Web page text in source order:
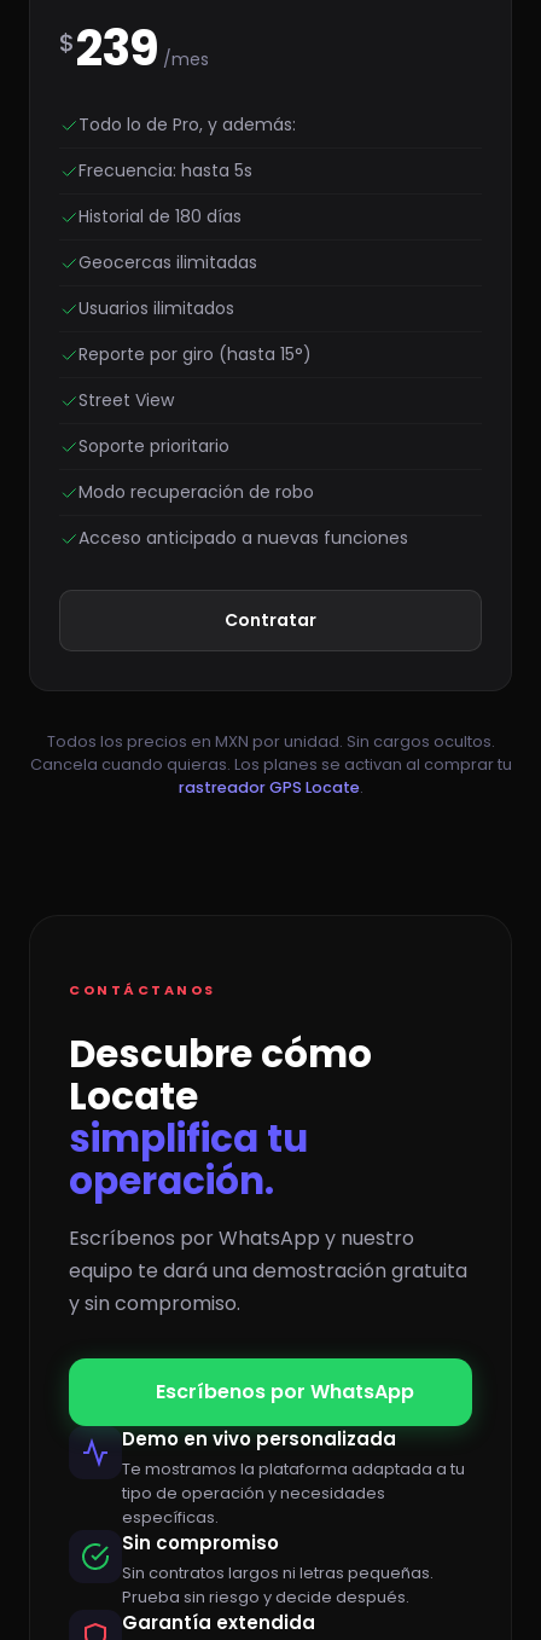
$239 /mes
Todo lo de Pro, y además:
Frecuencia: hasta 5s
Historial de 180 días
Geocercas ilimitadas
Usuarios ilimitados
Reporte por giro (hasta 15°)
Street View
Soporte prioritario
Modo recuperación de robo
Acceso anticipado a nuevas funciones
Contratar
Todos los precios en MXN por unidad. Sin cargos ocultos.
Cancela cuando quieras. Los planes se activan al comprar tu
rastreador GPS Locate.
CONTÁCTANOS
Descubre cómo
Locate
simplifica tu
operación.
Escríbenos por WhatsApp y nuestro
equipo te dará una demostración gratuita
y sin compromiso.
Escríbenos por WhatsApp
Demo en vivo personalizada
Te mostramos la plataforma adaptada a tu
tipo de operación y necesidades
específicas.
Sin compromiso
Sin contratos largos ni letras pequeñas.
Prueba sin riesgo y decide después.
Garantía extendida